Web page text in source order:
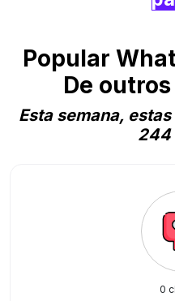
Popular
De
Esta semana,
244
0